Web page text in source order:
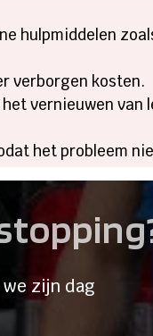
hulpmiddelen
verborgen kosten.
vernieuwen van
het probleem
zijn dag